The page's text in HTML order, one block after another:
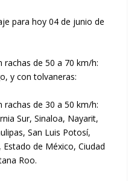
para hoy 04 de junio de
rachas de 50 a 70 km/h:
y con tolvaneras:
rachas de 30 a 50 km/h:
Sur, Sinaloa, Nayarit,
San Luis Potosí,
de México, Ciudad
Roo.